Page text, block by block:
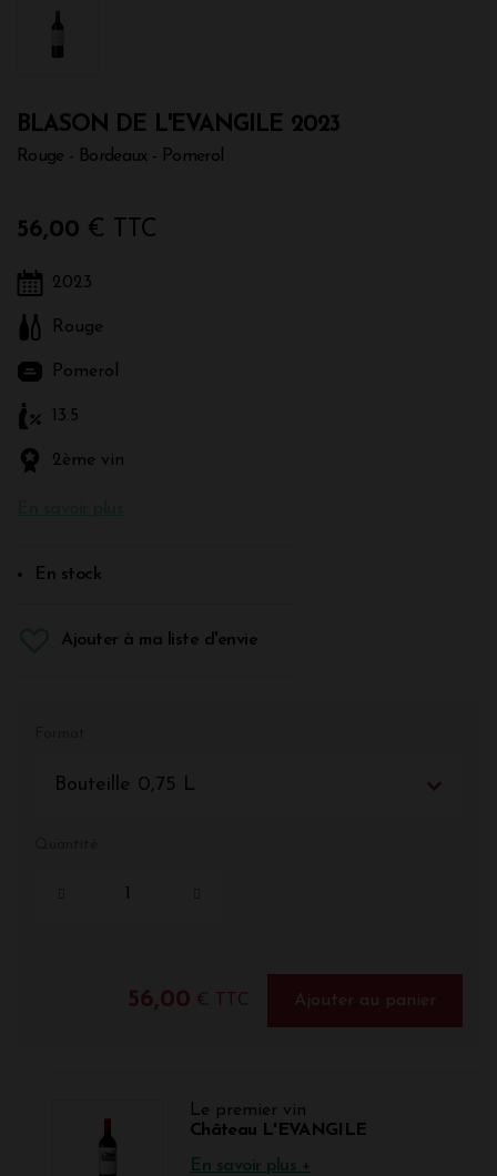
BLASON DE L'EVANGILE 2023
Rouge - Bordeaux - Pomerol
56,00 € TTC
2023
Rouge
Pomerol
13.5
2ème vin
En stock
Ajouter à ma liste d'envie
Bouteille 0,75 L
56,00 € TTC Ajouter au panier
Le premier vin
Château L'EVANGILE
En savoir plus +